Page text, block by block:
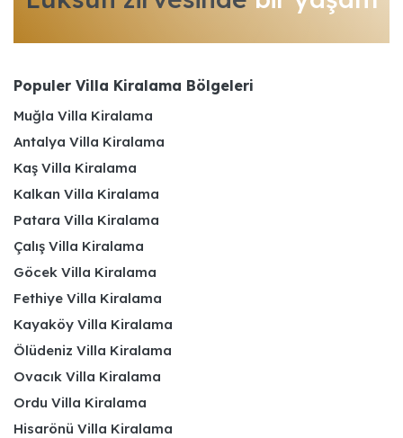
Populer Villa Kiralama Bölgeleri
Muğla Villa Kiralama
Antalya Villa Kiralama
Kaş Villa Kiralama
Kalkan Villa Kiralama
Patara Villa Kiralama
Çalış Villa Kiralama
Göcek Villa Kiralama
Fethiye Villa Kiralama
Kayaköy Villa Kiralama
Ölüdeniz Villa Kiralama
Ovacık Villa Kiralama
Ordu Villa Kiralama
Hisarönü Villa Kiralama